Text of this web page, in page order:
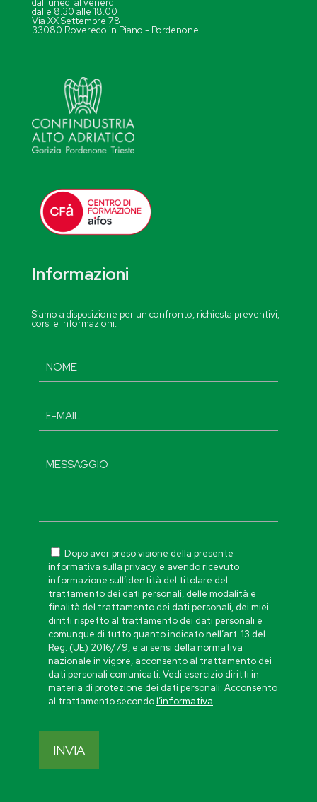
dal lunedì al venerdì
dalle 8.30 alle 18.00
Via XX Settembre 78
33080 Roveredo in Piano - Pordenone
Informazioni
Siamo a disposizione per un confronto, richiesta preventivi,
corsi e informazioni.
Dopo aver preso visione della presente
informativa sulla privacy, e avendo ricevuto
informazione sull’identità del titolare del
trattamento dei dati personali, delle modalità e
finalità del trattamento dei dati personali, dei miei
diritti rispetto al trattamento dei dati personali e
comunque di tutto quanto indicato nell’art. 13 del
Reg. (UE) 2016/79, e ai sensi della normativa
nazionale in vigore, acconsento al trattamento dei
dati personali comunicati. Vedi esercizio diritti in
materia di protezione dei dati personali: Acconsento
al trattamento secondol’informativa